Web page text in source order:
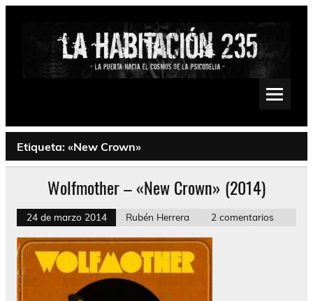
Saltar
Psychedelic, Stoner, Doom, Sludge, Fuzz, Space, Drone
Etiqueta: «New Crown»
Wolfmother – «New Crown» (2014)
24 de marzo 2014 Rubén Herrera 2 comentarios